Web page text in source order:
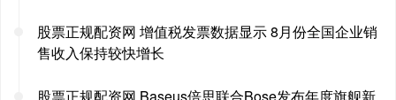
股票正规配资网 增值税发票数据显示 8月份全国企业销
售收入保持较快增长